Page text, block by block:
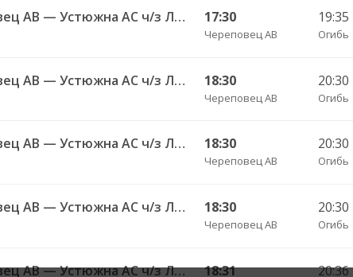
Череповец АВ — Устюжна АС ч/з Лентьево АС 750 17:30
Череповец АВ
19:35
Огибь
Череповец АВ — Устюжна АС ч/з Лентьево АС - 750 18:30
Череповец АВ
20:30
Огибь
Череповец АВ — Устюжна АС ч/з Лентьево АС - 750 18:30
Череповец АВ
20:30
Огибь
Череповец АВ — Устюжна АС ч/з Лентьево АС 750 18:30
Череповец АВ
20:30
Огибь
Череповец АВ — Устюжна АС ч/з Лентьево АС 750 18:31 20:36